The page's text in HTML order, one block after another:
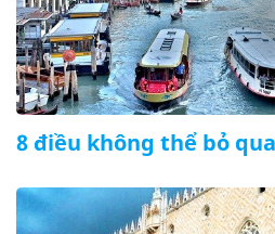
8 điều không thể bỏ